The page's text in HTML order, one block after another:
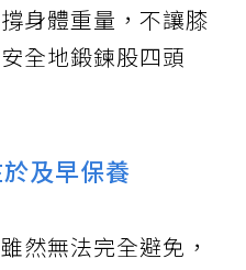
身體重量，不讓膝
全地鍛鍊股四頭
及早保養
然無法完全避免，